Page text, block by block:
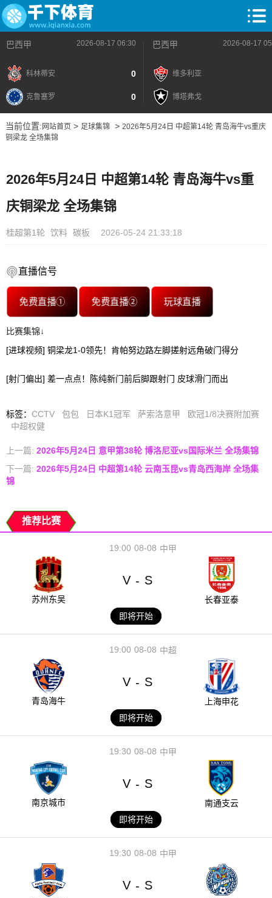
巴西甲 2026-08-17 06:30
科林蒂安 0
克鲁塞罗 0
巴西甲 2026-08-17
维多利亚
博塔弗戈
当前位置: 网站首页> 足球集锦> 2026年5月24日 中超第14轮 青岛海牛vs重庆
铜梁龙 全场集锦
2026年5月24日 中超第14轮 青岛海牛vs重
庆铜梁龙 全场集锦
桂超第1轮 饮料 碳板 2026-05-24 21:33:18
直播信号
免费直播① 免费直播② 玩球直播
比赛集锦↓
[进球视频] 铜梁龙1-0领先！肯帕努边路左脚搓射远角破门得分
[射门偏出] 差一点点！陈纯新门前后脚跟射门 皮球滑门而出
标签： CCTV 包包 日本K1冠军 萨索洛意甲
欧冠1/8决赛附加赛
中超权健
上一篇: 2026年5月24日 意甲第38轮 博洛尼亚vs国际米兰 全场集锦
下一篇: 2026年5月24日 中超第14轮 云南玉昆vs青岛西海岸 全场集
锦
推荐比赛
08-08
19:00 中甲
苏州东吴
V - S
长春亚泰
即将开始
08-08
19:00 中超
青岛海牛
V - S
上海申花
即将开始
08-08
19:30 中甲
南京城市
V - S
南通支云
即将开始
08-08
19:30 中甲
V - S